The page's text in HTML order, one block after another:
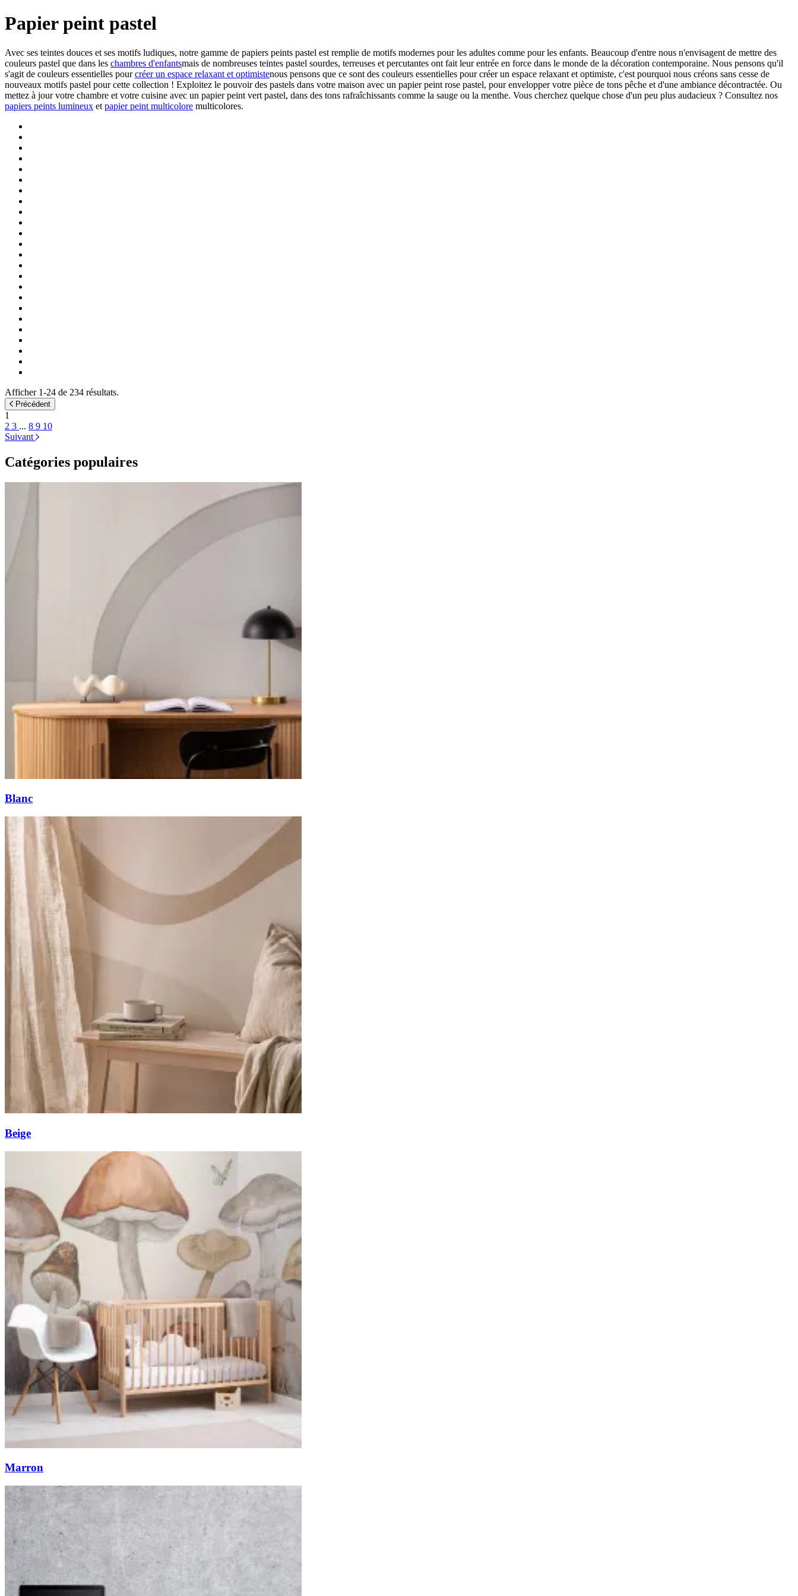
Papier peint pastel
Avec ses teintes douces et ses motifs ludiques, notre gamme de papiers peints pastel est remplie de motifs modernes pour les adultes comme pour les enfants. Beaucoup d'entre nous n'envisagent de mettre des
couleurs pastel que dans les chambres d'enfantsmais de nombreuses teintes pastel sourdes, terreuses et percutantes ont fait leur entrée en force dans le monde de la décoration contemporaine. Nous pensons qu'il
s'agit de couleurs essentielles pourcréer un espace relaxant et optimistenous pensons que ce sont des couleurs essentielles pour créer un espace relaxant et optimiste, c'est pourquoi nous créons sans cesse de
nouveaux motifs pastel pour cette collection ! Exploitez le pouvoir des pastels dans votre maison avec un papier peint rose pastel, pour envelopper votre pièce de tons pêche et d'une ambiance décontractée. Ou
mettez à jour votre chambre et votre cuisine avec un papier peint vert pastel, dans des tons rafraîchissants comme la sauge ou la menthe. Vous cherchez quelque chose d'un peu plus audacieux ? Consultez nos
papiers peints lumineux et papier peint multicolore multicolores.
Afficher 1-24 de 234 résultats.
Précédent
1
2 3 ... 8 9 10
Suivant
Catégories populaires
Blanc
Beige
Marron